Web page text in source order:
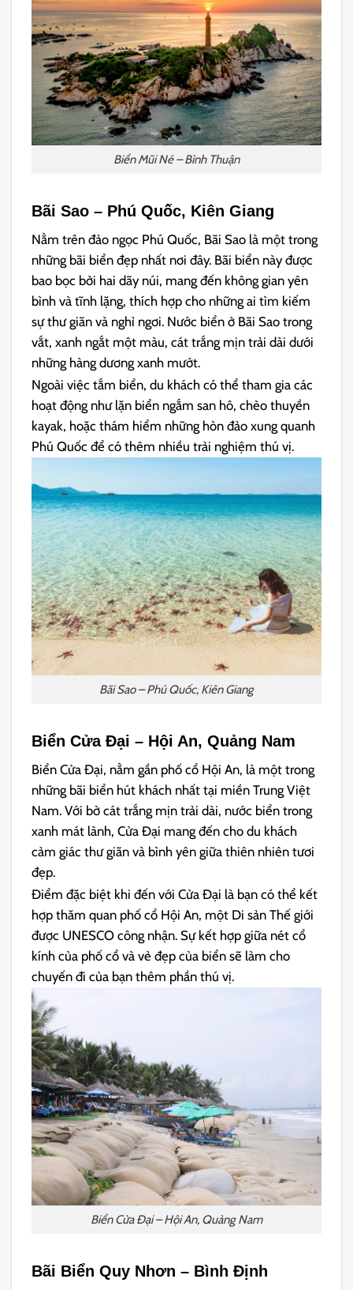
Biển Mũi Né – Bình Thuận
Bãi Sao – Phú Quốc, Kiên Giang
Nằm trên đảo ngọc Phú Quốc, Bãi Sao là một trong
những bãi biển đẹp nhất nơi đây. Bãi biển này được
bao bọc bởi hai dãy núi, mang đến không gian yên
bình và tĩnh lặng, thích hợp cho những ai tìm kiếm
sự thư giãn và nghỉ ngơi. Nước biển ở Bãi Sao trong
vắt, xanh ngắt một màu, cát trắng mịn trải dài dưới
những hàng dương xanh mướt.
Ngoài việc tắm biển, du khách có thể tham gia các
hoạt động như lặn biển ngắm san hô, chèo thuyền
kayak, hoặc thám hiểm những hòn đảo xung quanh
Phú Quốc để có thêm nhiều trải nghiệm thú vị.
Bãi Sao – Phú Quốc, Kiên Giang
Biển Cửa Đại – Hội An, Quảng Nam
Biển Cửa Đại, nằm gần phố cổ Hội An, là một trong
những bãi biển hút khách nhất tại miền Trung Việt
Nam. Với bờ cát trắng mịn trải dài, nước biển trong
xanh mát lành, Cửa Đại mang đến cho du khách
cảm giác thư giãn và bình yên giữa thiên nhiên tươi
đẹp.
Điểm đặc biệt khi đến với Cửa Đại là bạn có thể kết
hợp thăm quan phố cổ Hội An, một Di sản Thế giới
được UNESCO công nhận. Sự kết hợp giữa nét cổ
kính của phố cổ và vẻ đẹp của biển sẽ làm cho
chuyến đi của bạn thêm phần thú vị.
Biển Cửa Đại – Hội An, Quảng Nam
Bãi Biển Quy Nhơn – Bình Định